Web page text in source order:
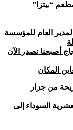
“بيتزا”
العام للمؤسسة
أصبحنا نصدر الآن
المكان
من جزار